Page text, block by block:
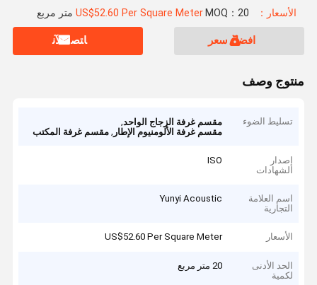
الأسعار：US$52.60 Per Square Meter MOQ：20 متر مربع
افضل سعر ﺎﺘﺼﻟ ﺍﻶﻧ
منتوج وصف
تسليط الضوء مقسم غرفة الزجاج الواحد,
مقسم غرفة الألومنيوم الإطار ,مقسم غرفة المكتب
إصدار
الشهادات
ISO
اسم العلامة
التجارية
Yunyi Acoustic
الأسعار US$52.60 Per Square Meter
الحد الأدنى
لكمية
20 متر مربع